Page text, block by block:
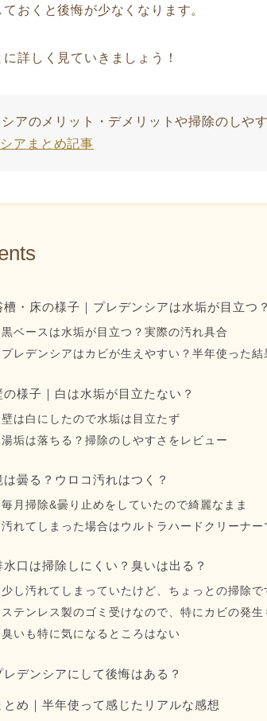
おくと後悔が少なくなります。
詳しく見ていきましょう！
アのメリット・デメリットや掃除のしや
アまとめ記事
槽・床の様子｜プレデンシアは水垢が目立つ？
黒ベースは水垢が目立つ？実際の汚れ具合
プレデンシアはカビが生えやすい？半年使った結
の様子｜白は水垢が目立たない？
壁は白にしたので水垢は目立たず
湯垢は落ちる？掃除のしやすさをレビュー
は曇る？ウロコ汚れはつく？
毎月掃除&曇り止めをしていたので綺麗なまま
汚れてしまった場合はウルトラハードクリーナー
水口は掃除しにくい？臭いは出る？
少し汚れてしまっていたけど、ちょっとの掃除で
ステンレス製のゴミ受けなので、特にカビの発生
臭いも特に気になるところはない
レデンシアにして後悔はある？
とめ｜半年使って感じたリアルな感想